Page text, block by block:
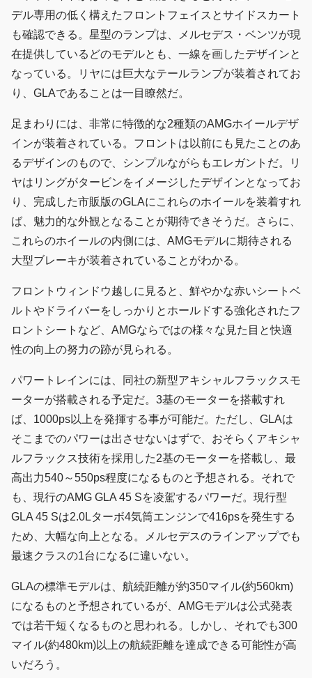
デル専用の低く構えたフロントフェイスとサイドスカート
も確認できる。星型のランプは、メルセデス・ベンツが現
在提供しているどのモデルとも、一線を画したデザインと
なっている。リヤには巨大なテールランプが装着されてお
り、GLAであることは一目瞭然だ。
足まわりには、非常に特徴的な2種類のAMGホイールデザ
インが装着されている。フロントは以前にも見たことのあ
るデザインのもので、シンプルながらもエレガントだ。リ
ヤはリングがタービンをイメージしたデザインとなってお
り、完成した市販版のGLAにこれらのホイールを装着すれ
ば、魅力的な外観となることが期待できそうだ。さらに、
これらのホイールの内側には、AMGモデルに期待される
大型ブレーキが装着されていることがわかる。
フロントウィンドウ越しに見ると、鮮やかな赤いシートベ
ルトやドライバーをしっかりとホールドする強化されたフ
ロントシートなど、AMGならではの様々な見た目と快適
性の向上の努力の跡が見られる。
パワートレインには、同社の新型アキシャルフラックスモ
ーターが搭載される予定だ。3基のモーターを搭載すれ
ば、1000ps以上を発揮する事が可能だ。ただし、GLAは
そこまでのパワーは出させないはずで、おそらくアキシャ
ルフラックス技術を採用した2基のモーターを搭載し、最
高出力540～550ps程度になるものと予想される。それで
も、現行のAMG GLA 45 Sを凌駕するパワーだ。現行型
GLA 45 Sは2.0Lターボ4気筒エンジンで416psを発生する
ため、大幅な向上となる。メルセデスのラインアップでも
最速クラスの1台になるに違いない。
GLAの標準モデルは、航続距離が約350マイル(約560km)
になるものと予想されているが、AMGモデルは公式発表
では若干短くなるものと思われる。しかし、それでも300
マイル(約480km)以上の航続距離を達成できる可能性が高
いだろう。